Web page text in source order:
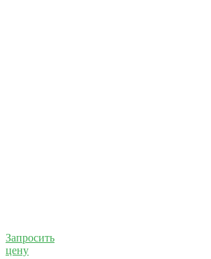
Запросить
цену